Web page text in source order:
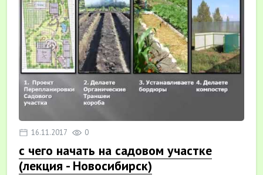
16.11.2017 0
с чего начать на садовом участке
(лекция - Новосибирск)